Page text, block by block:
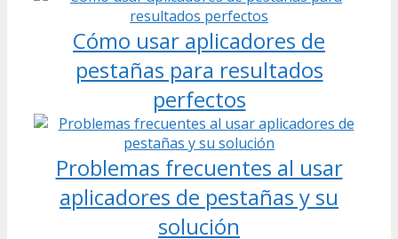
Cómo usar aplicadores de
pestañas para resultados
perfectos
Problemas frecuentes al usar
aplicadores de pestañas y su
solución